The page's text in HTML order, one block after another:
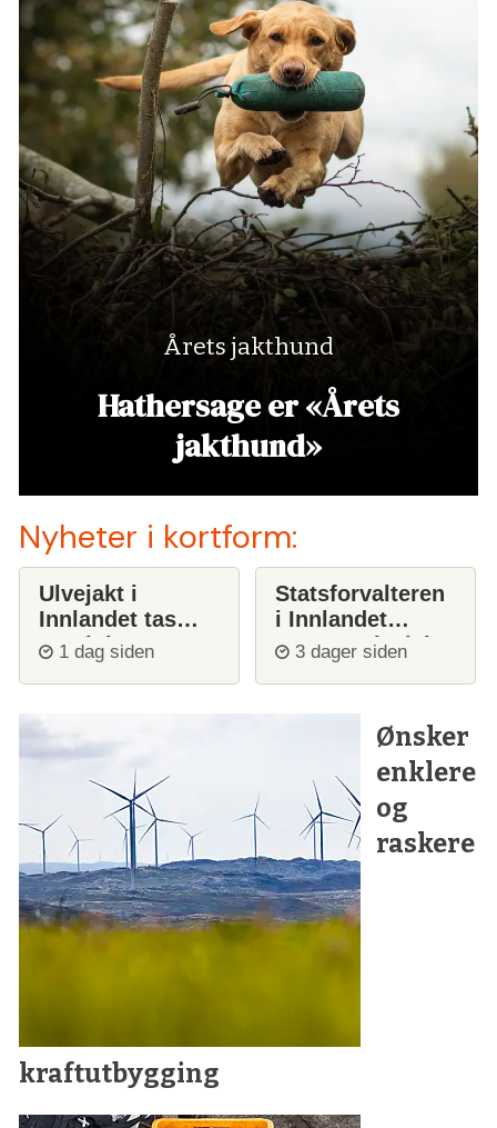
Årets jakthund
Hathersage er «Årets
jakthund»
Nyheter i kortform:
Ulvejakt i
Innlandet tas
opp igjen
1 dag siden
Statsforvalteren
i Innlandet
stanser ulvejakt
3 dager siden
Ønsker
enklere
og
raskere
kraftutbygging